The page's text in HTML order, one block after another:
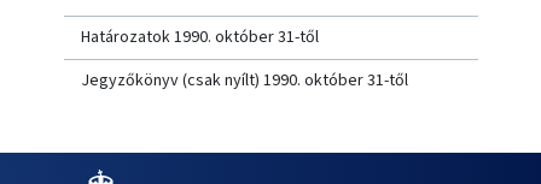
Határozatok 1990. október 31-től
Jegyzőkönyv (csak nyílt) 1990. október 31-től